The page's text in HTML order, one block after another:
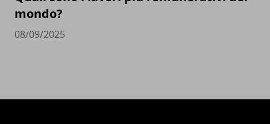
mondo?
08/09/2025